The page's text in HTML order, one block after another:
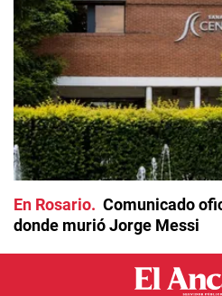
En Rosario
Comunicado
donde murió Jorge Messi